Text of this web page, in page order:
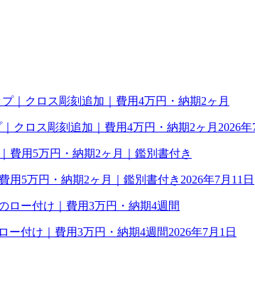
クロス彫刻追加｜費用4万円・納期2ヶ月 2026年
用5万円・納期2ヶ月｜鑑別書付き 2026年7月11日
ー付け｜費用3万円・納期4週間2026年7月1日